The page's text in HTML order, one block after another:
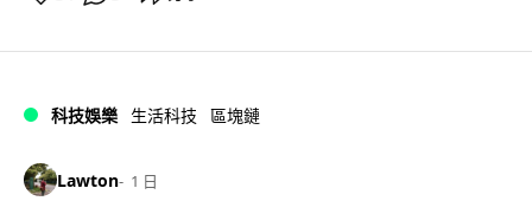
科技娛樂 生活科技 區塊鏈
Lawton 1 日